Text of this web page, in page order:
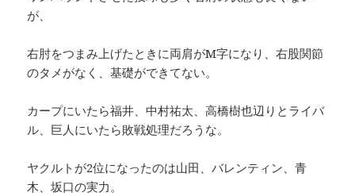
が、
右肘をつまみ上げたときに両肩がM字になり、右股関節
のタメがなく、基礎ができてない。
カープにいたら福井、中村祐太、高橋樹也辺りとライバ
ル、巨人にいたら敗戦処理だろうな。
ヤクルトが2位になったのは山田、バレンティン、青
木、坂口の実力。